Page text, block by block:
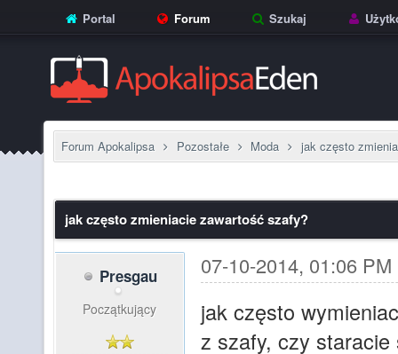
Portal Forum Szukaj
Forum Apokalipsa Pozostałe Moda jak często
jak często zmieniacie zawartość szafy?
Presgau
Początkujący
07-10-2014, 01:06 PM
jak często
z szafy, czy